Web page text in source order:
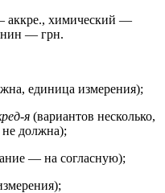
аккре., химический —
— грн.
единица измерения);
я (вариантов несколько,
не должна);
— на согласную);